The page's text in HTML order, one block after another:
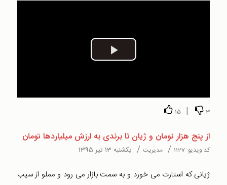
Play
3
|
15
از پنج هزار تومان و ژیان تا برندی به ارزش میلیاردها تومان
کد ویدیو: 1127
/ مدیریت/ یکشنبه 13 تیر 1395
ژیانی که استارت می خورد و به سمت بازار می رود و مملو از سیب